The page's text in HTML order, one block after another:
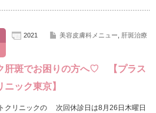
2021 美容皮膚科メニュー 肝斑治療
肝斑でお困りの方へ♡ 【プラス
ニック東京】
クリニックの 次回休診日は8月26日木曜日